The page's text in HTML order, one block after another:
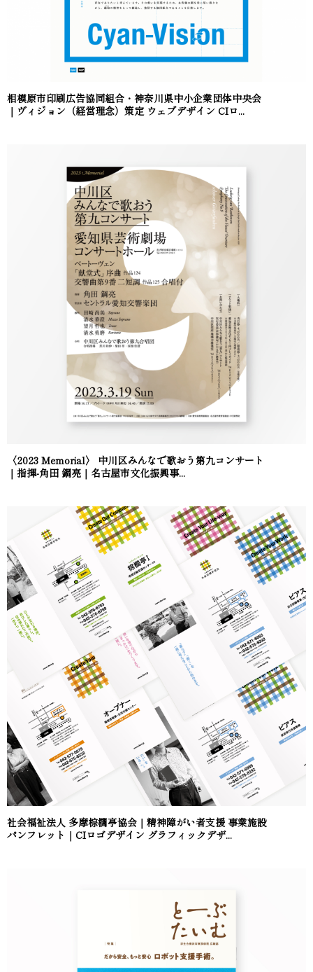
相模原市印刷広告協同組合・神奈川県中小企業団体中央会
｜ヴィジョン（経営理念）策定 ウェブデザイン CIロ...
〈2023 Memorial〉 中川区みんなで歌おう第九コンサート
｜指揮-角田 鋼亮｜名古屋市文化振興事...
社会福祉法人 多摩棕櫚亭協会｜精神障がい者支援 事業施設
パンフレット｜CIロゴデザイン グラフィックデザ...